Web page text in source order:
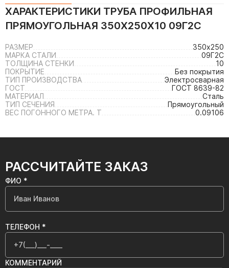
ХАРАКТЕРИСТИКИ ТРУБА ПРОФИЛЬНАЯ
ПРЯМОУГОЛЬНАЯ 350Х250Х10 09Г2С
РАЗМЕР
350х250
МАРКА СТАЛИ
09Г2С
ТОЛЩИНА СТЕНКИ
10
ПОКРЫТИЕ
Без покрытия
ТИП ПРОИЗВОДСТВА
Электросварная
ГОСТ
ГОСТ 8639-82
МАТЕРИАЛ
Сталь
ТИП СЕЧЕНИЯ
Прямоугольный
ВЕС ПОГОННОГО МЕТРА. Т
0.09106
РАССЧИТАЙТЕ ЗАКАЗ
ФИО *
ТЕЛЕФОН *
КОММЕНТАРИЙ